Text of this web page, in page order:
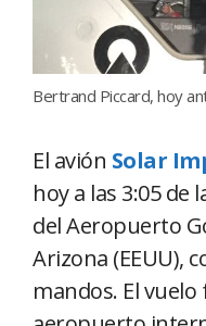
Bertrand Piccard, hoy
El avión Solar
hoy a las 3:05 de
del Aeropuerto
Arizona (EEUU),
mandos. El